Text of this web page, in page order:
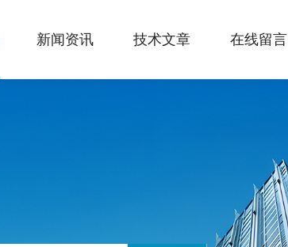
新闻资讯 技术文章 在线留言